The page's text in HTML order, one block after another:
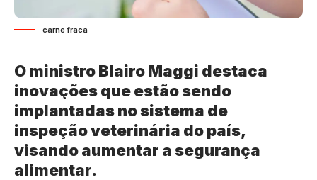
carne fraca
O ministro Blairo Maggi destaca
inovações que estão sendo
implantadas no sistema de
inspeção veterinária do país,
visando aumentar a segurança
alimentar.